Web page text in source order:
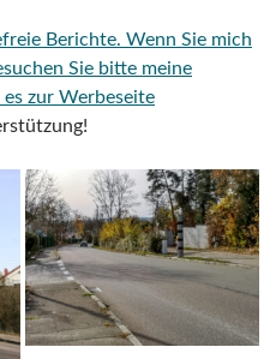
Berichte. Wenn Sie mich
Sie bitte meine
es zur Werbeseite